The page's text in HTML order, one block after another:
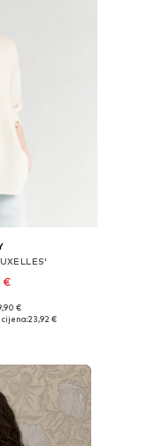
€
S, M, L, XL
€
23,92 €